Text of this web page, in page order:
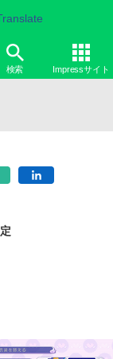
検索 Impressサイト